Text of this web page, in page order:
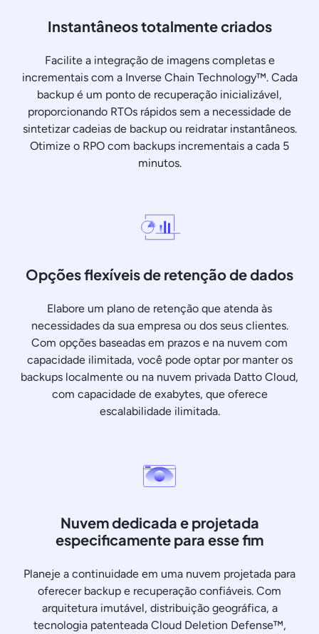
Instantâneos totalmente criados
Facilite a integração de imagens completas e
incrementais com a Inverse Chain Technology™. Cada
backup é um ponto de recuperação inicializável,
proporcionando RTOs rápidos sem a necessidade de
sintetizar cadeias de backup ou reidratar instantâneos.
Otimize o RPO com backups incrementais a cada 5
minutos.
Opções flexíveis de retenção de dados
Elabore um plano de retenção que atenda às
necessidades da sua empresa ou dos seus clientes.
Com opções baseadas em prazos e na nuvem com
capacidade ilimitada, você pode optar por manter os
backups localmente ou na nuvem privada Datto Cloud,
com capacidade de exabytes, que oferece
escalabilidade ilimitada.
Nuvem dedicada e projetada
especificamente para esse fim
Planeje a continuidade em uma nuvem projetada para
oferecer backup e recuperação confiáveis. Com
arquitetura imutável, distribuição geográfica, a
tecnologia patenteada Cloud Deletion Defense™,